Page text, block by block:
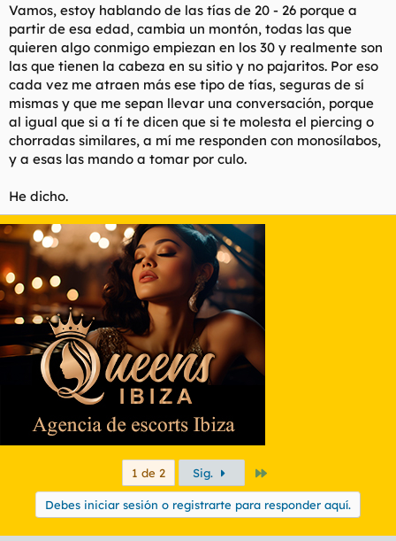
Vamos, estoy hablando de las tías de 20 - 26 porque a
partir de esa edad, cambia un montón, todas las que
quieren algo conmigo empiezan en los 30 y realmente son
las que tienen la cabeza en su sitio y no pajaritos. Por eso
cada vez me atraen más ese tipo de tías, seguras de sí
mismas y que me sepan llevar una conversación, porque
al igual que si a tí te dicen que si te molesta el piercing o
chorradas similares, a mí me responden con monosílabos,
y a esas las mando a tomar por culo.
He dicho.
1 de 2 Sig.
Debes iniciar sesión o registrarte para responder aquí.